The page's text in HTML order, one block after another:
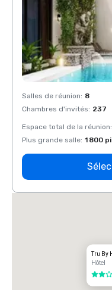
Salles de réunion: 8
Chambres d'invités: 237
Espace total de la réunion:
Plus grande salle: 1 800
Tru By
Hôtel
2 sur 5